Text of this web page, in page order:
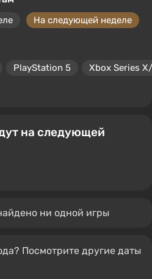
На следующей неделе
PlayStation 5 Xbox Series
на следующей
ни одной игры
Посмотрите другие даты